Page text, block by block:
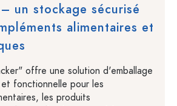
– un stockage sécurisé
alimentaires et
offre une solution d'emballage
fonctionnelle pour les
les produits